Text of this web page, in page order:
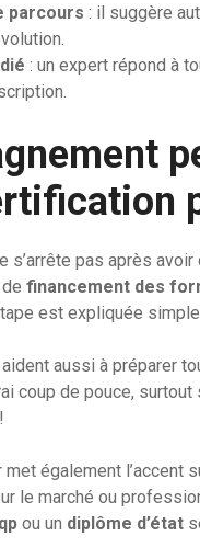
parcours : il suggère
: un expert répond à
s’arrête pas après
financement des
est expliquée
aussi à préparer
coup de pouce,
!
également l’accent
le marché ou
ou un diplôme d’état